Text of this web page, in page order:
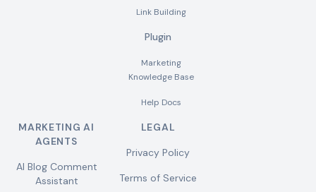
Link Building
Plugin
Marketing
Knowledge Base
Help Docs
MARKETING AI
AGENTS
AI Blog Comment
Assistant
LEGAL
Privacy Policy
Terms of Service